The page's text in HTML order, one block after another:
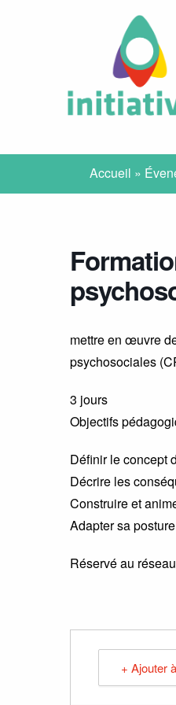
Accueil »
mettre en œuvre
psychosociales
3 jours
Objectifs
Définir le concept
Décrire les
Construire et
Adapter sa
Réservé au
+ Ajouter